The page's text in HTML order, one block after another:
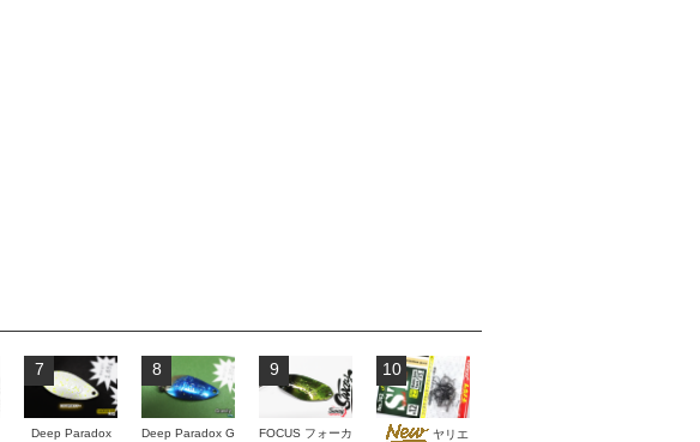
7
Deep Paradox
8
Deep Paradox G
9
FOCUS フォーカ
10
ヤリエ